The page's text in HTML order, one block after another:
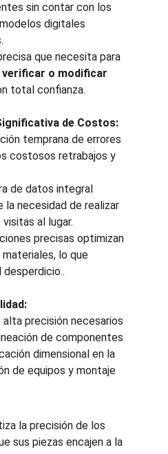
sin contar con los
digitales
que necesita para
verificar o modificar
total confianza.
de Costos:
temprana de errores
costosos retrabajos y
de datos integral
la necesidad de realizar
al lugar.
precisas optimizan
lo que
desperdicio..
alta precisión necesarios
de componentes
dimensional en la
de equipos y montaje
la precisión de los
sus piezas encajen a la